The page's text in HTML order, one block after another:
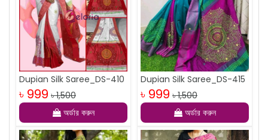
Dupian Silk Saree_DS-410
৳ 999 ৳ 1,500
অর্ডার করুন
Dupian Silk Saree_DS-415
৳ 999 ৳ 1,500
অর্ডার করুন